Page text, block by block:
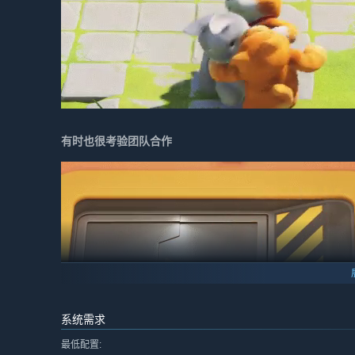
有时也很考验团队合作
系统需求
最低配置: